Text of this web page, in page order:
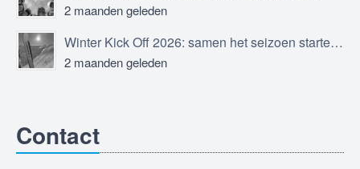
2 maanden geleden
Winter Kick Off 2026: samen het seizoen starten in Sölden
2 maanden geleden
Contact